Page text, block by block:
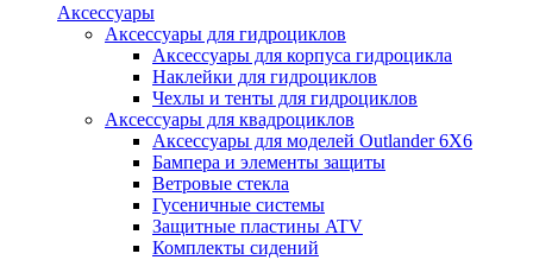
Аксессуары
Аксессуары для гидроциклов
Аксессуары для корпуса гидроцикла
Наклейки для гидроциклов
Чехлы и тенты для гидроциклов
Аксессуары для квадроциклов
Аксессуары для моделей Outlander 6X6
Бампера и элементы защиты
Ветровые стекла
Гусеничные системы
Защитные пластины ATV
Комплекты сидений